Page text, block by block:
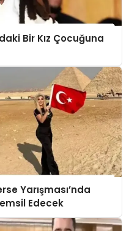
Bir Kız Çocuğuna
Yarışması’nda
Edecek